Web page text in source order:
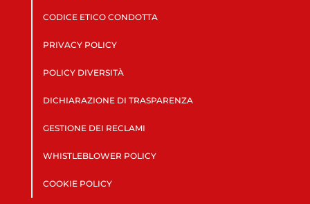
CODICE ETICO CONDOTTA
PRIVACY POLICY
POLICY DIVERSITÀ
DICHIARAZIONE DI TRASPARENZA
GESTIONE DEI RECLAMI
WHISTLEBLOWER POLICY
COOKIE POLICY